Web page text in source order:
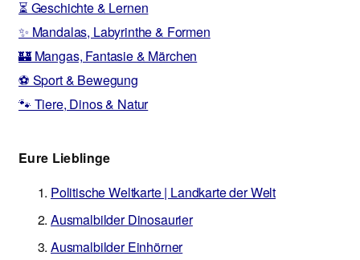
⏳ Geschichte & Lernen
✨ Mandalas, Labyrinthe & Formen
🏰 Mangas, Fantasie & Märchen
⚽ Sport & Bewegung
🐾 Tiere, Dinos & Natur
Eure Lieblinge
Politische Weltkarte | Landkarte der Welt
Ausmalbilder Dinosaurier
Ausmalbilder Einhörner